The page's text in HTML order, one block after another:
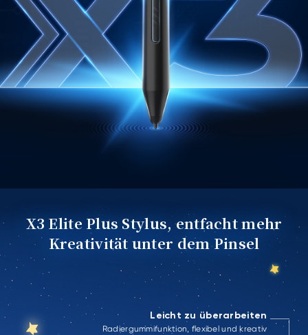
X3 Elite Plus Stylus, entfacht mehr
Kreativität unter dem Pinsel
Leicht zu überarbeiten
Radiergummifunktion, flexibel und kreativ